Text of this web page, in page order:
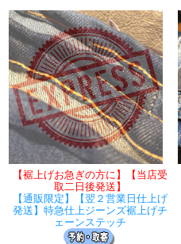
【裾上げお急ぎの方に】【当店受
取二日後発送】
【通販限定】【翌２営業日仕上げ
発送】特急仕上ジーンズ裾上げチ
ェーンステッチ